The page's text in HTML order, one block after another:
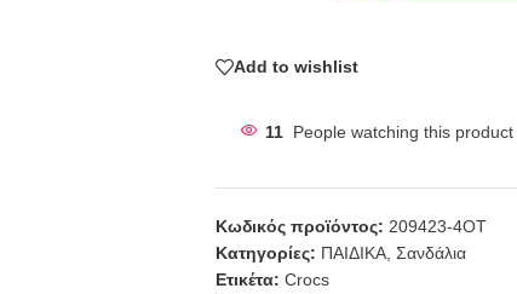
Add to wishlist
11 People watching this product
Κωδικός προϊόντος: 209423-4ΟΤ
Κατηγορίες: ΠΑΙΔΙΚΑ, Σανδάλια
Ετικέτα: Crocs